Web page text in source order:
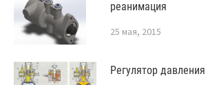
реанимация
25 мая, 2015
Регулятор давления